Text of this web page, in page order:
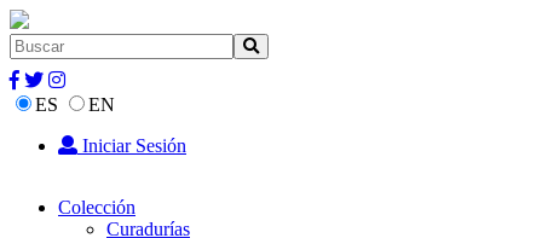
ES
EN
Iniciar Sesión
Colección
Curadurías